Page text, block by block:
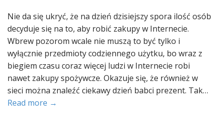
Nie da się ukryć, że na dzień dzisiejszy spora ilość osób
decyduje się na to, aby robić zakupy w Internecie.
Wbrew pozorom wcale nie muszą to być tylko i
wyłącznie przedmioty codziennego użytku, bo wraz z
biegiem czasu coraz więcej ludzi w Internecie robi
nawet zakupy spożywcze. Okazuje się, że również w
sieci można znaleźć ciekawy dzień babci prezent. Tak…
Read more →